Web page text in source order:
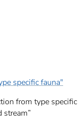
specific fauna"
from type specific